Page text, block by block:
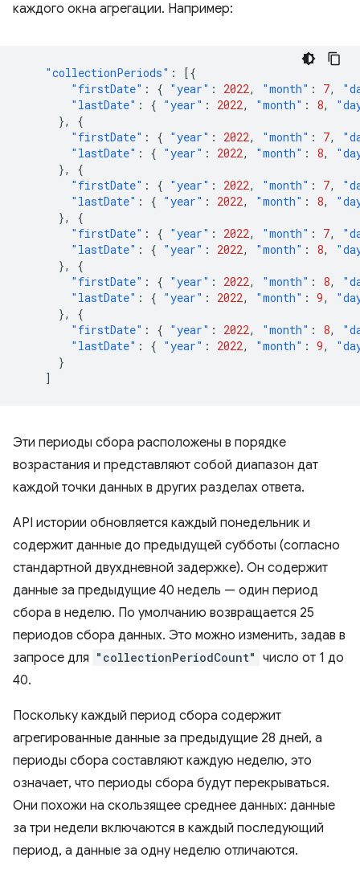
каждого окна агрегации. Например:
"collectionPeriods" :
[{
"firstDate" : { "year" : 2022, "month" : 7,
"lastDate" : { "year" : 2022, "month" : 8,
},
{
"firstDate" : { "year" : 2022, "month" : 7,
"lastDate" : { "year" : 2022, "month" : 8,
},
{
"firstDate" : { "year" : 2022, "month" : 7,
"lastDate" : { "year" : 2022, "month" : 8,
},
{
"firstDate" : { "year" : 2022, "month" : 7,
"lastDate" : { "year" : 2022, "month" : 8,
},
{
"firstDate" : { "year" : 2022, "month" : 8,
"lastDate" : { "year" : 2022, "month" : 9,
},
{
"firstDate" : { "year" : 2022, "month" : 8,
"lastDate" : { "year" : 2022, "month" : 9,
}
]
Эти периоды сбора расположены в порядке
возрастания и представляют собой диапазон дат
каждой точки данных в других разделах ответа.
API истории обновляется каждый понедельник и
содержит данные до предыдущей субботы (согласно
стандартной двухдневной задержке). Он содержит
данные за предыдущие 40 недель — один период
сбора в неделю. По умолчанию возвращается 25
периодов сбора данных. Это можно изменить, задав в
запросе для "collectionPeriodCount" число от 1 до
40.
Поскольку каждый период сбора содержит
агрегированные данные за предыдущие 28 дней, а
периоды сбора составляют каждую неделю, это
означает, что периоды сбора будут перекрываться.
Они похожи на скользящее среднее данных: данные
за три недели включаются в каждый последующий
период, а данные за одну неделю отличаются.